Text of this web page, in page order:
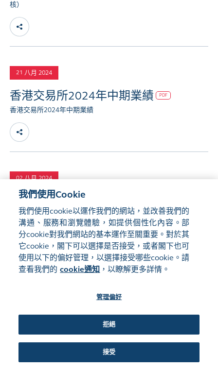
核）
21 八月 2024
香港交易所2024年中期業績 PDF
香港交易所2024年中期業績
02 八月 2024
沒收未領取的 2018 年度第一次中期
股息
PDF
沒收未領取的 2018 年度第一次中期股息
香港交易所歡迎黃益平和孫強加入中
國業務諮詢委員會
香港交易所歡迎黃益平和孫強加入中國業務諮詢委員會
我們使用Cookie
我們使用cookie以運作我們的網站，並改善我們的
溝通、服務和瀏覽體驗，如提供個性化內容。部
分cookie對我們網站的基本運作至關重要。對於其
它cookie，閣下可以選擇是否接受，或者閣下也可
使用以下的偏好管理，以選擇接受哪些cookie。請
查看我們的 cookie通知 ，以瞭解更多詳情。
管理偏好
拒絕
接受